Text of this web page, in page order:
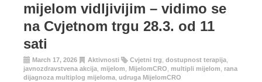
mijelom vidljivijim – vidimo se
na Cvjetnom trgu 28.3. od 11
sati
March 17, 2026 Aktivnosti Cvjetni trg dostupnost terapija
javnozdravstvena akcija mijelom MijelomCRO multipli mijelom
rana
dijagnoza multiplog mijeloma udruga MijelomCRO